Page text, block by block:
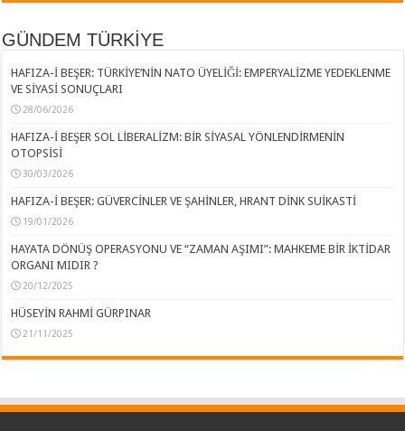
GÜNDEM TÜRKİYE
HAFIZA-İ BEŞER: TÜRKİYE’NİN NATO ÜYELİĞİ: EMPERYALİZME YEDEKLENME
VE SİYASİ SONUÇLARI
28/06/2026
HAFIZA-İ BEŞER SOL LİBERALİZM: BİR SİYASAL YÖNLENDİRMENİN
OTOPSİSİ
30/03/2026
HAFIZA-İ BEŞER: GÜVERCİNLER VE ŞAHİNLER, HRANT DİNK SUİKASTİ
19/01/2026
HAYATA DÖNÜŞ OPERASYONU VE “ZAMAN AŞIMI”: MAHKEME BİR İKTİDAR
ORGANI MIDIR ?
20/12/2025
HÜSEYİN RAHMİ GÜRPINAR
21/11/2025